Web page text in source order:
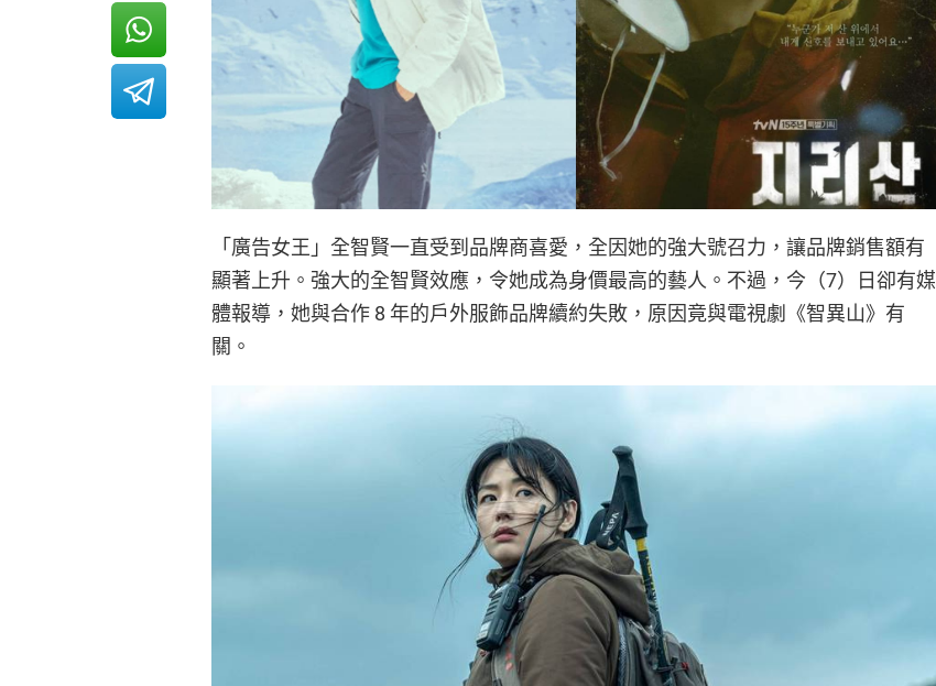
「廣告女王」全智賢一直受到品牌商喜愛，全因她的強大號召力，讓品牌銷售額有
顯著上升。強大的全智賢效應，令她成為身價最高的藝人。不過，今（7）日卻有媒
體報導，她與合作 8 年的戶外服飾品牌續約失敗，原因竟與電視劇《智異山》有
關。